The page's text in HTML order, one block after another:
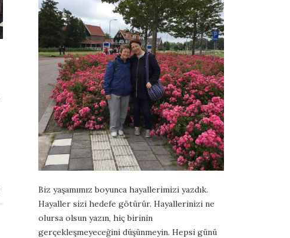
Biz yaşamımız boyunca hayallerimizi yazdık.
Hayaller sizi hedefe götürür. Hayallerinizi ne
olursa olsun yazın, hiç birinin
gerçekleşmeyeceğini düşünmeyin. Hepsi günü